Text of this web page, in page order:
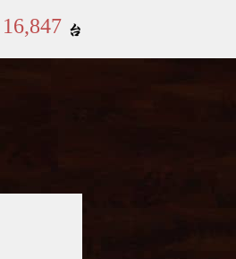
16,847